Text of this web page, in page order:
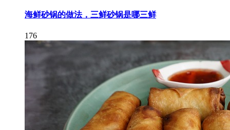
海鲜砂锅的做法，三鲜砂锅是哪三鲜
176